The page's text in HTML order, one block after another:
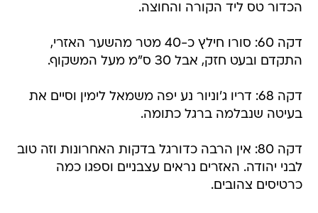
הכדור טס ליד הקורה והחוצה.
דקה 60: סורו חילץ כ-40 מטר מהשער האזרי,
התקדם ובעט חזק, אבל 30 ס"מ מעל המשקוף.
דקה 68: דריו ג'וניור נע יפה משמאל לימין וסיים את
בעיטה שנבלמה ברגל כתומה.
דקה 80: אין הרבה כדורגל בדקות האחרונות וזה טוב
לבני יהודה. האזרים נראים עצבניים וספגו כמה
כרטיסים צהובים.